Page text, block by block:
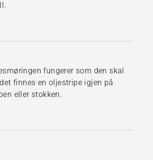
fungerer som den skal
finnes en oljestripe igjen på
eller stokken.